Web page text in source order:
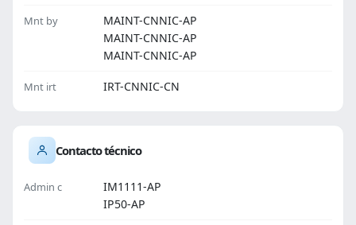
Mnt by
MAINT-CNNIC-AP
MAINT-CNNIC-AP
MAINT-CNNIC-AP
Mnt irt IRT-CNNIC-CN
Contacto técnico
Admin c
IM1111-AP
IP50-AP